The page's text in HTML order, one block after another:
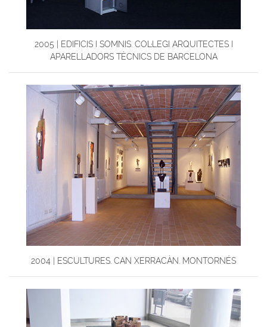
2005 | EDIFICIS I SOMNIS. COL·LEGI ARQUITECTES I
APARELLADORS TÈCNICS DE BARCELONA
2004 | ESCULTURES. CAN XERRACÀN. MONTORNÉS